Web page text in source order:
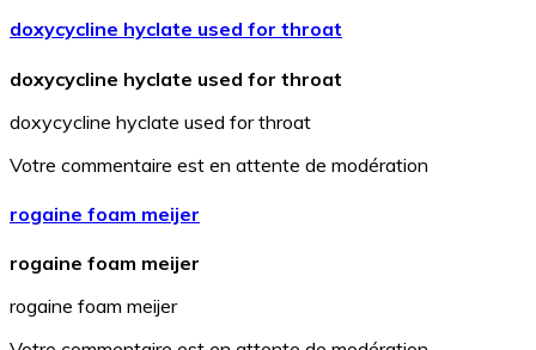
doxycycline hyclate used for throat
doxycycline hyclate used for throat
doxycycline hyclate used for throat
Votre commentaire est en attente de modération
rogaine foam meijer
rogaine foam meijer
rogaine foam meijer